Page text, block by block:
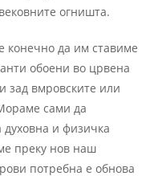
огништа.
конечно да им ставиме
обоени во црвена
зад вмровските или
сами да
духовна и физичка
преку нов наш
потребна е обнова